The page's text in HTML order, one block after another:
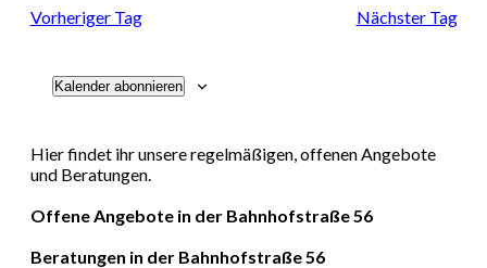
und
Vorheriger Tag
Nächster Tag
Kalender abonnieren
Hier findet ihr unsere regelmäßigen, offenen Angebote
und Beratungen.
Offene Angebote in der Bahnhofstraße 56
Beratungen in der Bahnhofstraße 56